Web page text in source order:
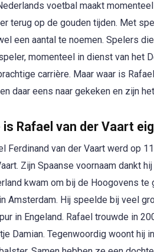
voetbal maakt
terug op de gouden tijden. Met
een aantal te noemen. Spelers
momenteel in dienst van het
carrière. Maar waar is
daar eens naar gekeken en zijn
is Rafael van der Vaart
Ferdinand van der Vaart werd op
Zijn Spaanse voornaam dankt
kwam om bij de Hoogovens
Amsterdam. Hij speelde bij veel
in Engeland. Rafael trouwde in
Damian. Tegenwoordig woont hij